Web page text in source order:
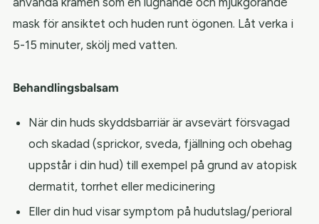
mask för ansiktet och huden runt ögonen. Låt verka i
5-15 minuter, skölj med vatten.
Behandlingsbalsam
När din huds skyddsbarriär är avsevärt försvagad
och skadad (sprickor, sveda, fjällning och obehag
uppstår i din hud) till exempel på grund av atopisk
dermatit, torrhet eller medicinering
Eller din hud visar symptom på hudutslag/perioral